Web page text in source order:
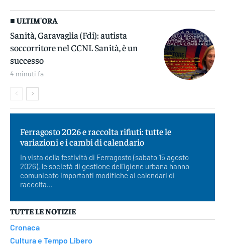
■ ULTIM'ORA
Sanità, Garavaglia (Fdi): autista
soccorritore nel CCNL Sanità, è un
successo
4 minuti fa
Ferragosto 2026 e raccolta rifiuti: tutte le
variazioni e i cambi di calendario
In vista della festività di Ferragosto (sabato 15 agosto
2026), le società di gestione dell'igiene urbana hanno
comunicato importanti modifiche ai calendari di
raccolta...
TUTTE LE NOTIZIE
Cronaca
Cultura e Tempo Libero